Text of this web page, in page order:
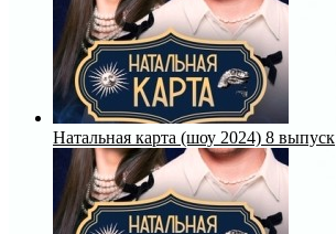
Натальная карта (шоу 2024) 8 выпуск